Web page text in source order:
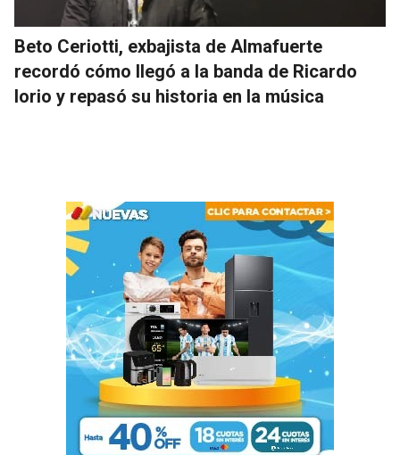
Beto Ceriotti, exbajista de Almafuerte
recordó cómo llegó a la banda de Ricardo
Iorio y repasó su historia en la música